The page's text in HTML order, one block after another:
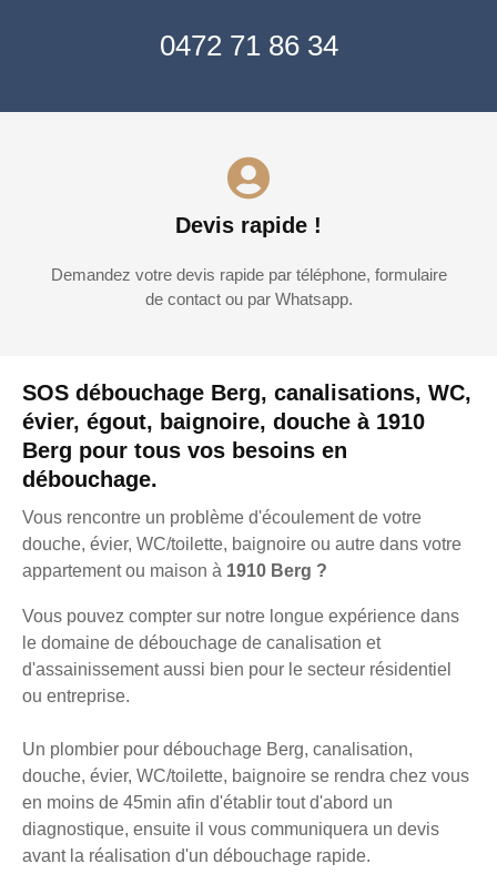
SOS débouchage Berg, canalisations, WC,
évier, égout, baignoire, douche à 1910
Berg pour tous vos besoins en
débouchage.
Vous rencontre un problème d'écoulement de votre
douche, évier, WC/toilette, baignoire ou autre dans votre
appartement ou maison à 1910 Berg ?
Vous pouvez compter sur notre longue expérience dans
le domaine de débouchage de canalisation et
d'assainissement aussi bien pour le secteur résidentiel
ou entreprise.
Un plombier pour débouchage Berg, canalisation,
douche, évier, WC/toilette, baignoire se rendra chez vous
en moins de 45min afin d'établir tout d'abord un
diagnostique, ensuite il vous communiquera un devis
avant la réalisation d'un débouchage rapide.
0472 71 86 34
Devis rapide !
Demandez votre devis rapide par téléphone, formulaire
de contact ou par Whatsapp.